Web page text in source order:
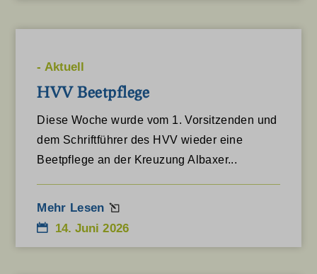
HVV Beetpflege
14. Juni 2026
- Aktuell
Diese Woche wurde vom 1. Vorsitzenden und
dem Schriftführer des HVV wieder eine
Beetpflege an der Kreuzung Albaxer...
Mehr Lesen